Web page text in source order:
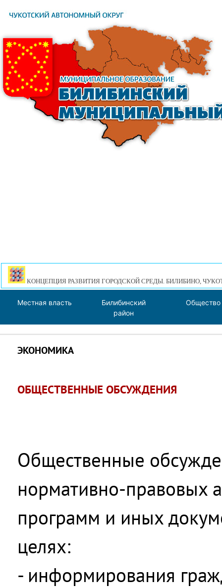
КОНЦЕПЦИЯ РАЗВИТИЯ ГОРОДСКОЙ СРЕДЫ. БИЛИБИНО,
Местная власть
Билибинский
район
Общество
ЭКОНОМИКА
ОБЩЕСТВЕННЫЕ ОБСУЖДЕНИЯ
Общественные
нормативно-правовых
программ и иных
целях:
- информирования